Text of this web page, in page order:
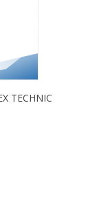
TECHNIC